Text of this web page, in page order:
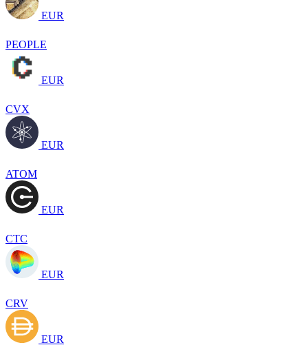
EUR
PEOPLE
EUR
CVX
EUR
ATOM
EUR
CTC
EUR
CRV
EUR